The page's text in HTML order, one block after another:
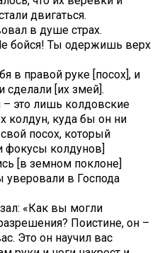
двигаться.
в душе страх.
бойся! Ты одержишь верх
в правой руке [посох], и
сделали [их змей].
– это лишь колдовские
колдун, куда бы он ни
посох, который
фокусы колдунов]
[в земном поклоне]
уверовали в Господа
«Как вы могли
Поистине, он –
Это он научил вас